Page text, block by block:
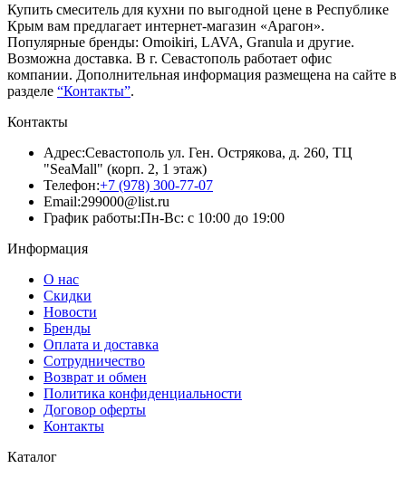
Купить смеситель для кухни по выгодной цене в Республике
Крым вам предлагает интернет-магазин «Арагон».
Популярные бренды: Omoikiri, LAVA, Granula и другие.
Возможна доставка. В г. Севастополь работает офис
компании. Дополнительная информация размещена на сайте в
разделе “Контакты”.
Контакты
Адрес:Севастополь ул. Ген. Острякова, д. 260, ТЦ
"SeaMall" (корп. 2, 1 этаж)
Телефон:+7 (978) 300-77-07
Email:299000@list.ru
График работы:Пн-Вс: с 10:00 до 19:00
Информация
О нас
Скидки
Новости
Бренды
Оплата и доставка
Сотрудничество
Возврат и обмен
Политика конфиденциальности
Договор оферты
Контакты
Каталог